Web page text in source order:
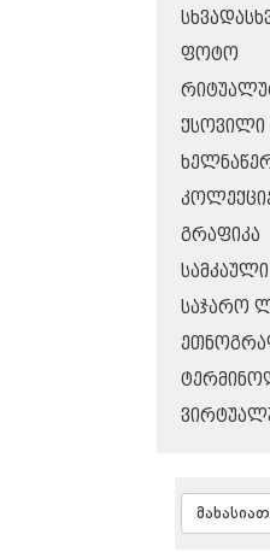
ᲤᲝᲢᲝ
ᲥᲡᲝᲕᲘᲚᲘ
ᲒᲠᲐᲤᲘᲙᲐ
ᲡᲐᲛᲙᲐᲣᲚᲘ
ᲡᲐᲯᲐᲠᲝ